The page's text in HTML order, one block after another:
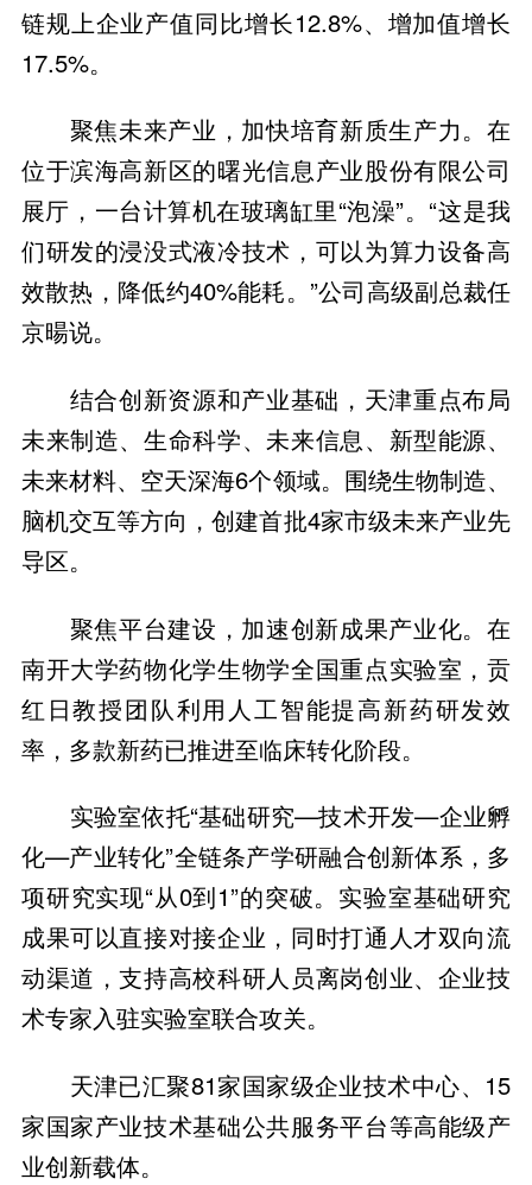
链规上企业产值同比增长12.8%、增加值增长
17.5%。
聚焦未来产业，加快培育新质生产力。在
位于滨海高新区的曙光信息产业股份有限公司
展厅，一台计算机在玻璃缸里“泡澡”。“这是我
们研发的浸没式液冷技术，可以为算力设备高
效散热，降低约40%能耗。”公司高级副总裁任
京暘说。
结合创新资源和产业基础，天津重点布局
未来制造、生命科学、未来信息、新型能源、
未来材料、空天深海6个领域。围绕生物制造、
脑机交互等方向，创建首批4家市级未来产业先
导区。
聚焦平台建设，加速创新成果产业化。在
南开大学药物化学生物学全国重点实验室，贡
红日教授团队利用人工智能提高新药研发效
率，多款新药已推进至临床转化阶段。
实验室依托“基础研究—技术开发—企业孵
化—产业转化”全链条产学研融合创新体系，多
项研究实现“从0到1”的突破。实验室基础研究
成果可以直接对接企业，同时打通人才双向流
动渠道，支持高校科研人员离岗创业、企业技
术专家入驻实验室联合攻关。
天津已汇聚81家国家级企业技术中心、15
家国家产业技术基础公共服务平台等高能级产
业创新载体。